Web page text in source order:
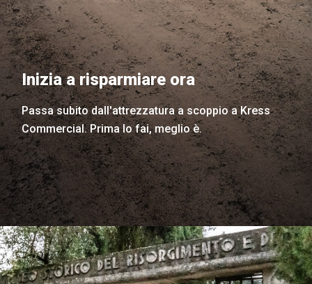
Inizia a risparmiare ora
Passa subito dall'attrezzatura a scoppio a Kress
Commercial. Prima lo fai, meglio è.